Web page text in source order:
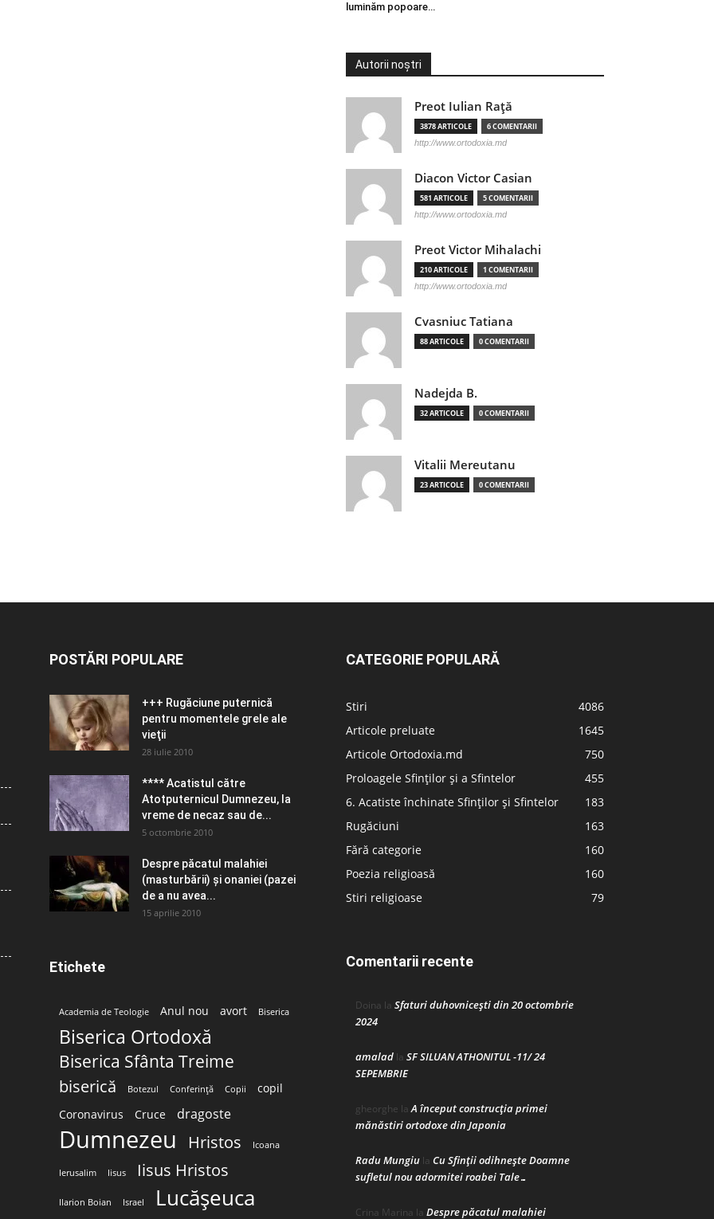
luminăm popoare…
Autorii noștri
Preot Iulian Raţă
3878 ARTICOLE 6 COMENTARII
http://www.ortodoxia.md
Diacon Victor Casian
581 ARTICOLE 5 COMENTARII
http://www.ortodoxia.md
Preot Victor Mihalachi
210 ARTICOLE 1 COMENTARII
http://www.ortodoxia.md
Cvasniuc Tatiana
88 ARTICOLE 0 COMENTARII
Nadejda B.
32 ARTICOLE 0 COMENTARII
Vitalii Mereutanu
23 ARTICOLE 0 COMENTARII
POSTĂRI POPULARE
+++ Rugăciune puternică
pentru momentele grele ale
vieţii
28 iulie 2010
**** Acatistul către
Atotputernicul Dumnezeu, la
vreme de necaz sau de...
5 octombrie 2010
Despre păcatul malahiei
(masturbării) şi onaniei (pazei
de a nu avea...
15 aprilie 2010
Etichete
Academia de Teologie Anul nou avort Biserica
Biserica Ortodoxă
Biserica Sfânta Treime
biserică Botezul Conferință Copii
copil
Coronavirus
Cruce dragoste
Dumnezeu Hristos Icoana
Ierusalim Iisus Iisus Hristos
Ilarion Boian Israel Lucășeuca
CATEGORIE POPULARĂ
Stiri
4086
Articole preluate
1645
Articole Ortodoxia.md
750
Proloagele Sfinților și a Sfintelor
455
6. Acatiste închinate Sfinților și Sfintelor
183
Rugăciuni
163
Fără categorie
160
Poezia religioasă
160
Stiri religioase
79
Comentarii recente
Doina la Sfaturi duhovnicești din 20 octombrie
2024
amalad la SF SILUAN ATHONITUL -11/ 24
SEPEMBRIE
gheorghe laA început construcţia primei
mănăstiri ortodoxe din Japonia
Radu Mungiu la Cu Sfinții odihnește Doamne
sufletul nou adormitei roabei Tale…
Crina Marina la Despre păcatul malahiei